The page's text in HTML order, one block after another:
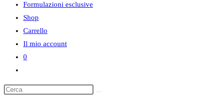
Formulazioni esclusive
Shop
Carrello
Il mio account
0
ricerca